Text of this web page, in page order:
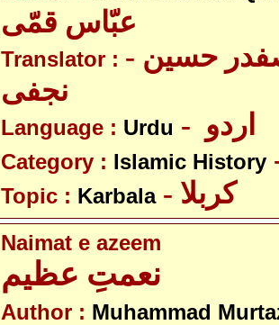
عبّاس قمّی
Translator : - علامہ سیّد صفدر حسین
نجفی
Language : Urdu
Category : Islamic History
Topic : Karbala - کربلا
Naimat e azeem
نعمتِ عظیم
Author : Muhammad